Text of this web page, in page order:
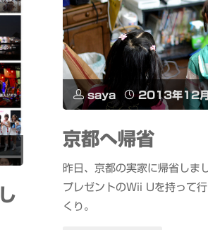
saya 2013年12
京都へ帰省
昨日、京都の実家に帰省しま
プレゼントのWii Uを持って
くり。